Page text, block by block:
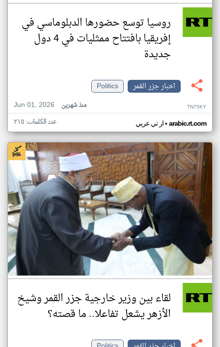
روسيا توسع حضورها الدبلوماسي في
إفريقيا بافتتاح ممثليات في 4 دول
جديدة
اخبار جزر القمر
Politics
Jun 01, 2026
منذ شهرين TN75KY
ار تي عربي• arabic.rt.com عدد الكلمات: ٢١٥
لقاء بين وزير خارجية جزر القمر وشيخ
الأزهر يشعل تفاعلا.. ما قصته؟